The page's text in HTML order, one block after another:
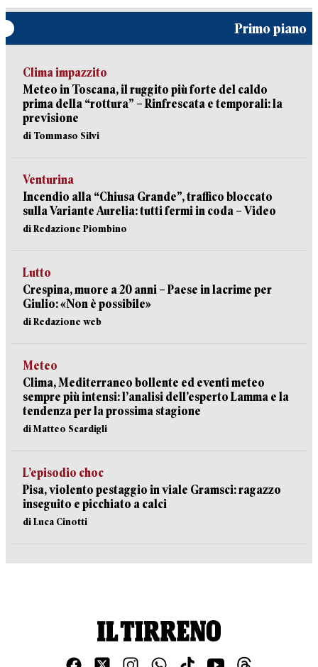
Primo piano
Clima impazzito
Meteo in Toscana, il ruggito più forte del caldo
prima della “rottura” – Rinfrescata e temporali: la
previsione
di Tommaso Silvi
Venturina
Incendio alla “Chiusa Grande”, traffico bloccato
sulla Variante Aurelia: tutti fermi in coda – Video
di Redazione Piombino
Lutto
Crespina, muore a 20 anni – Paese in lacrime per
Giulio: «Non è possibile»
di Redazione web
Meteo
Clima, Mediterraneo bollente ed eventi meteo
sempre più intensi: l’analisi dell’esperto Lamma e la
tendenza per la prossima stagione
di Matteo Scardigli
L’episodio choc
Pisa, violento pestaggio in viale Gramsci: ragazzo
inseguito e picchiato a calci
di Luca Cinotti